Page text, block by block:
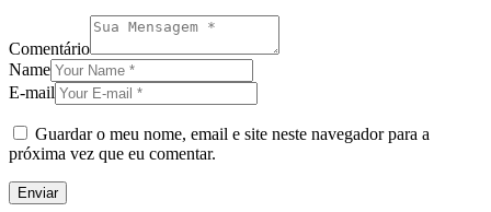
Comentário
Name
E-mail
Guardar o meu nome, email e site neste navegador para a
próxima vez que eu comentar.